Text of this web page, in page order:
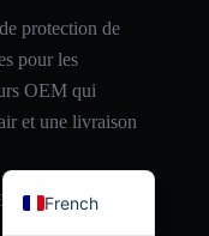
protection de
pour les
OEM qui
et une livraison
French
Portuguese
Spanish